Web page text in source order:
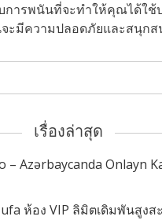
การพนันที่จะทำให้คุณได้ใช้
มีความปลอดภัยและสนุกส
เรื่องล่าสุด
– Azərbaycanda Onlayn
ห้อง VIP ลิมิตเดิมพันสูงส